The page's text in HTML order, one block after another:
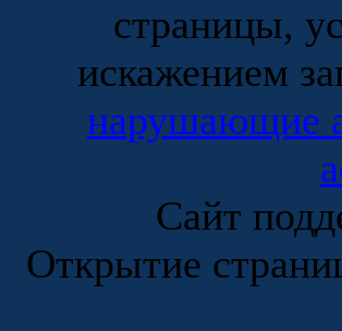
страницы,
искажением
нарушающие
Сайт
Открытие